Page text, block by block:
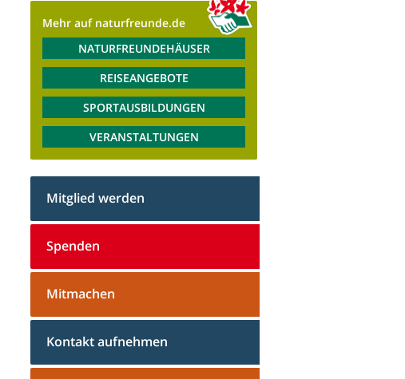
Mehr auf naturfreunde.de
NATURFREUNDEHÄUSER
REISEANGEBOTE
SPORTAUSBILDUNGEN
VERANSTALTUNGEN
Mitglied werden
Spenden
Mitmachen
Kontakt aufnehmen